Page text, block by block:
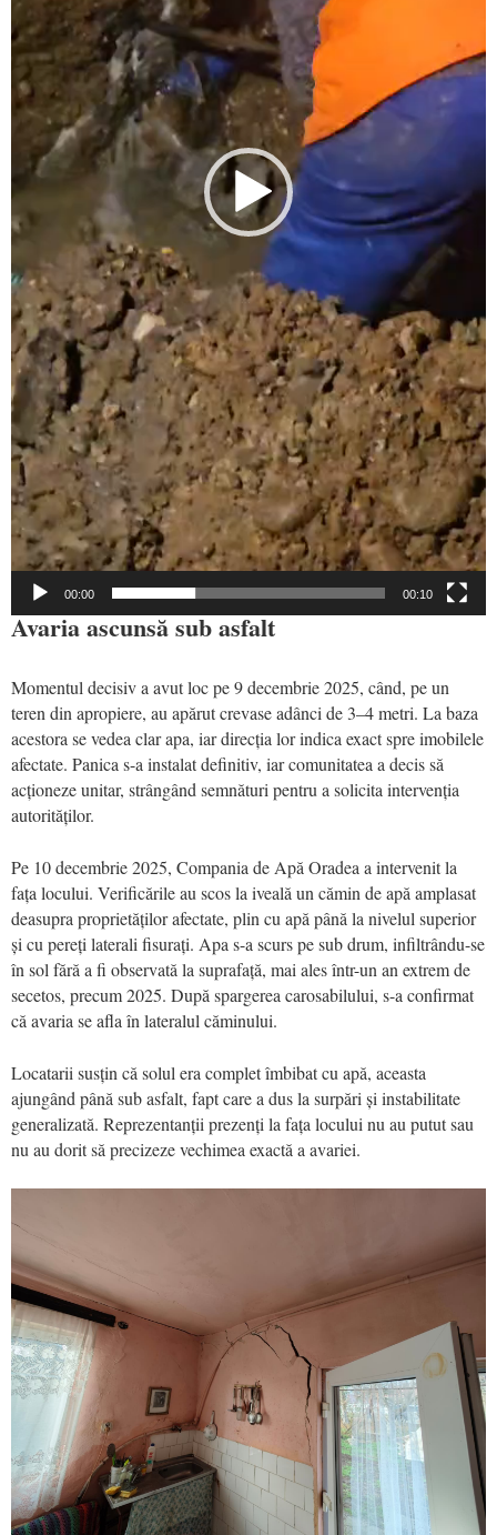
00:00 00:10
Avaria ascunsă sub asfalt
Momentul decisiv a avut loc pe 9 decembrie 2025, când, pe un
teren din apropiere, au apărut crevase adânci de 3–4 metri. La baza
acestora se vedea clar apa, iar direcția lor indica exact spre imobilele
afectate. Panica s-a instalat definitiv, iar comunitatea a decis să
acționeze unitar, strângând semnături pentru a solicita intervenția
autorităților.
Pe 10 decembrie 2025, Compania de Apă Oradea a intervenit la
fața locului. Verificările au scos la iveală un cămin de apă amplasat
deasupra proprietăților afectate, plin cu apă până la nivelul superior
și cu pereți laterali fisurați. Apa s-a scurs pe sub drum, infiltrându-se
în sol fără a fi observată la suprafață, mai ales într-un an extrem de
secetos, precum 2025. După spargerea carosabilului, s-a confirmat
că avaria se afla în lateralul căminului.
Locatarii susțin că solul era complet îmbibat cu apă, aceasta
ajungând până sub asfalt, fapt care a dus la surpări și instabilitate
generalizată. Reprezentanții prezenți la fața locului nu au putut sau
nu au dorit să precizeze vechimea exactă a avariei.